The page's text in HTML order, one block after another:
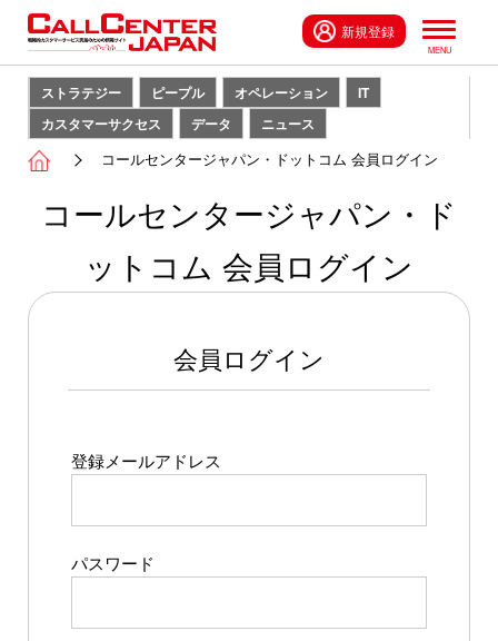
新規登録
ストラテジー ピープル オペレーション
IT
カスタマーサクセス
データ ニュース
コールセンタージャパン・ドットコム 会員ログイン
コールセンタージャパン・ド
ットコム 会員ログイン
会員ログイン
登録メールアドレス
パスワード